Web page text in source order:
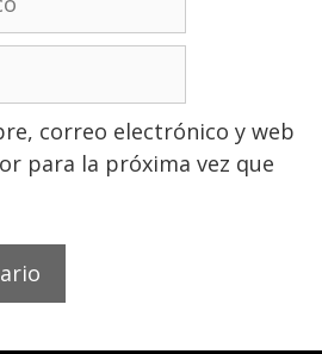
correo electrónico y web
para la próxima vez que